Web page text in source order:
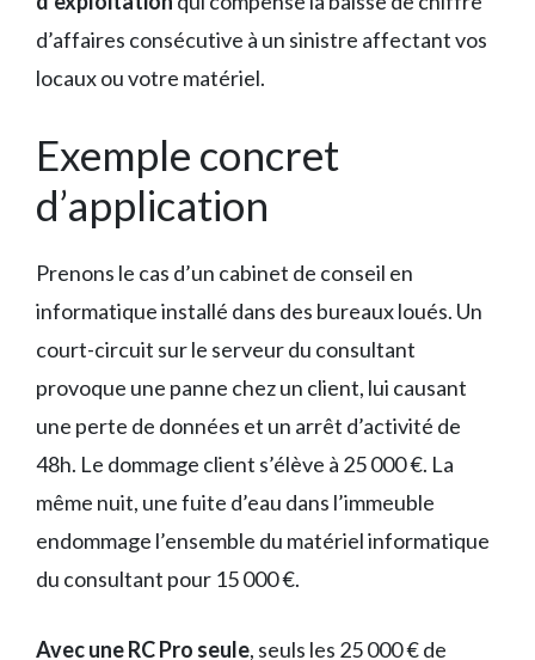
d’affaires consécutive à un sinistre affectant vos
locaux ou votre matériel.
Exemple concret
d’application
Prenons le cas d’un cabinet de conseil en
informatique installé dans des bureaux loués. Un
court-circuit sur le serveur du consultant
provoque une panne chez un client, lui causant
une perte de données et un arrêt d’activité de
48h. Le dommage client s’élève à 25 000 €. La
même nuit, une fuite d’eau dans l’immeuble
endommage l’ensemble du matériel informatique
du consultant pour 15 000 €.
Avec une RC Pro seule, seuls les 25 000 € de